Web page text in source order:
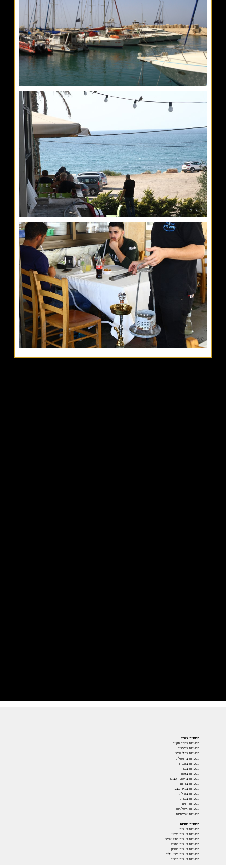
מסעדות בארץ
מסעדות בפתח תקווה
מסעדות בקיסריה
מסעדות בתל אביב
מסעדות בירושלים
מסעדות באשדוד
מסעדות בשרון
מסעדות בצפון
מסעדות בחיפה והסביבה
מסעדות בדרום
מסעדות בבאר שבע
מסעדות באילת
מסעדות בשרים
מסעדות דגים
מסעדות איטלקיות
מסעדות אסייתיות
מסעדות כשרות
מסעדות כשרות
מסעדות כשרות בצפון
מסעדות כשרות בתל אביב
מסעדות כשרות במרכז
מסעדות כשרות בשרון
מסעדות כשרות בירושלים
מסעדות כשרות בדרום